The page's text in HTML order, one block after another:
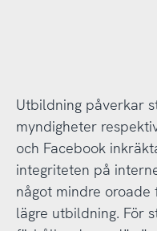
Utbildning påverkar
myndigheter
och Facebook
integriteten på
något mindre
lägre utbildning. För